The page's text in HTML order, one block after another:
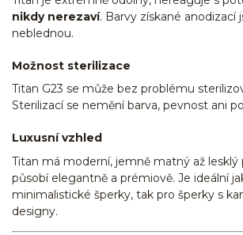
nikdy nerezaví. Barvy získané anodizací
neblednou.
Možnost sterilizace
Titan G23 se může bez problému
Sterilizací se nemění barva, pevnost ani
Luxusní vzhled
Titan má moderní, jemně matný až lesklý
působí elegantně a prémiově. Je ideální
minimalistické šperky, tak pro šperky s
designy.